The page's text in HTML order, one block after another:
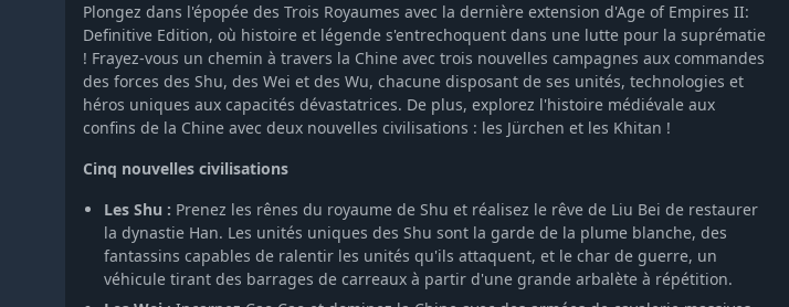
Plongez dans l'épopée des Trois Royaumes avec la dernière extension d'Age of Empires II:
Definitive Edition, où histoire et légende s'entrechoquent dans une lutte pour la suprématie
! Frayez-vous un chemin à travers la Chine avec trois nouvelles campagnes aux commandes
des forces des Shu, des Wei et des Wu, chacune disposant de ses unités, technologies et
héros uniques aux capacités dévastatrices. De plus, explorez l'histoire médiévale aux
confins de la Chine avec deux nouvelles civilisations : les Jürchen et les Khitan !
Cinq nouvelles civilisations
Les Shu : Prenez les rênes du royaume de Shu et réalisez le rêve de Liu Bei de restaurer
la dynastie Han. Les unités uniques des Shu sont la garde de la plume blanche, des
fantassins capables de ralentir les unités qu'ils attaquent, et le char de guerre, un
véhicule tirant des barrages de carreaux à partir d'une grande arbalète à répétition.